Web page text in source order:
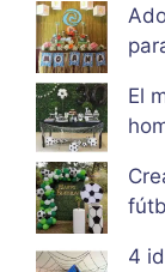
El
4